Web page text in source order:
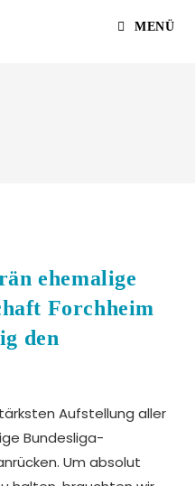
MENÜ
ehemalige
Forchheim
den
Aufstellung aller
Bundesliga-
Um absolut